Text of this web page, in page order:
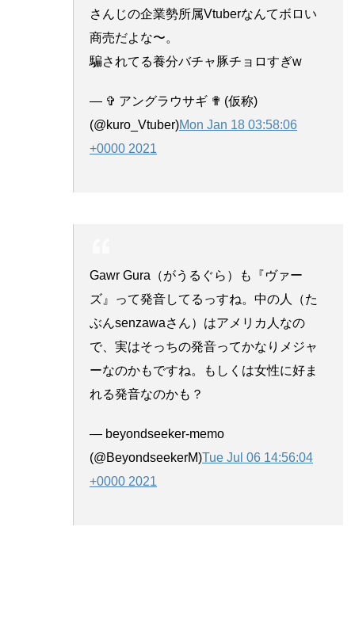
さんじの企業勢所属Vtuberなんてボロい
商売だよな〜。
騙されてる養分バチャ豚チョロすぎw
— ✞ アングラウサギ ✟ (仮称)
(@kuro_Vtuber)Mon Jan 18 03:58:06
+0000 2021
Gawr Gura（がうるぐら）も『ヴァー
ズ』って発音してるっすね。中の人（た
ぶんsenzawaさん）はアメリカ人なの
で、実はそっちの発音ってかなりメジャ
ーなのかもですね。もしくは女性に好ま
れる発音なのかも？
— beyondseeker-memo
(@BeyondseekerM)Tue Jul 06 14:56:04
+0000 2021